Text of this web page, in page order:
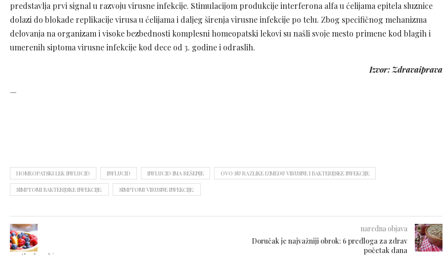
predstavlja prvi signal u razvoju virusne infekcije. Stimulacijom produkcije interferona alfa u ćelijama epitela sluznice
dolazi do blokade replikacije virusa u ćelijama i daljeg širenja virusne infekcije po telu. Zbog specifičnog mehanizma
delovanja na organizam i visoke bezbednosti komplesni homeopatski lekovi su našli svoje mesto primene kod blagih i
umerenih siptoma virusne infekcije kod dece od 3. godine i odraslih.
Izvor: Zdravaiprava
—
HOMEOPATSKI LEK INFLUCID INFLUCID INFLUCID IMA REŠENJE OVO SU RAZLIKE IZMEĐU VIRUSNE I BAKTERIJSKE INFEKCIJE
SIMPTOMI BAKTERIJSKE INFEKCIJE: SIMPTOMI VIRUSNE INFEKCIJE:
naredna objava
Doručak je najvažniji obrok: 6 predloga za zdrav
početak dana